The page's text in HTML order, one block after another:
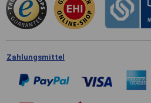
Zahlungsmittel